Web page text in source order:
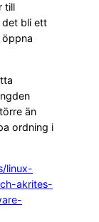
till
det bli ett
än
ordning i
linux-
akrites-